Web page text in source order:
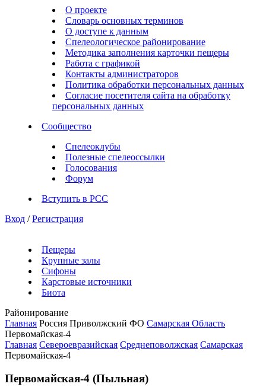
О проекте
Словарь основных терминов
О доступе к данным
Спелеологическое районирование
Методика заполнения карточки пещеры
Работа с графикой
Контакты администраторов
Политика обработки персональных данных
Согласие посетителя сайта на обработку
персональных данных
Сообщество
Спелеоклубы
Полезные спелеоссылки
Голосования
Форум
Вступить в РСС
Вход / Регистрация
Пещеры
Крупные залы
Сифоны
Карстовые источники
Биота
Районирование
Главная Россия Приволжский ФО Самарская Область
Первомайская-4
Главная Североевразийская Среднеповолжская Самарская
Первомайская-4
Первомайская-4 (Пыльная)